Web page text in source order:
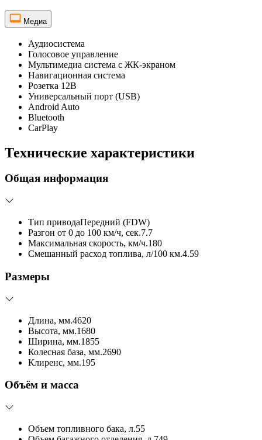
Медиа
Аудиосистема
Голосовое управление
Мультимедиа система с ЖК-экраном
Навигационная система
Розетка 12В
Универсальный порт (USB)
Android Auto
Bluetooth
CarPlay
Технические характеристики
Общая информация
Тип приводаПередний (FDW)
Разгон от 0 до 100 км/ч, сек.7.7
Максимальная скорость, км/ч.180
Смешанный расход топлива, л/100 км.4.59
Размеры
Длина, мм.4620
Высота, мм.1680
Ширина, мм.1855
Колесная база, мм.2690
Клиренс, мм.195
Объём и масса
Объем топливного бака, л.55